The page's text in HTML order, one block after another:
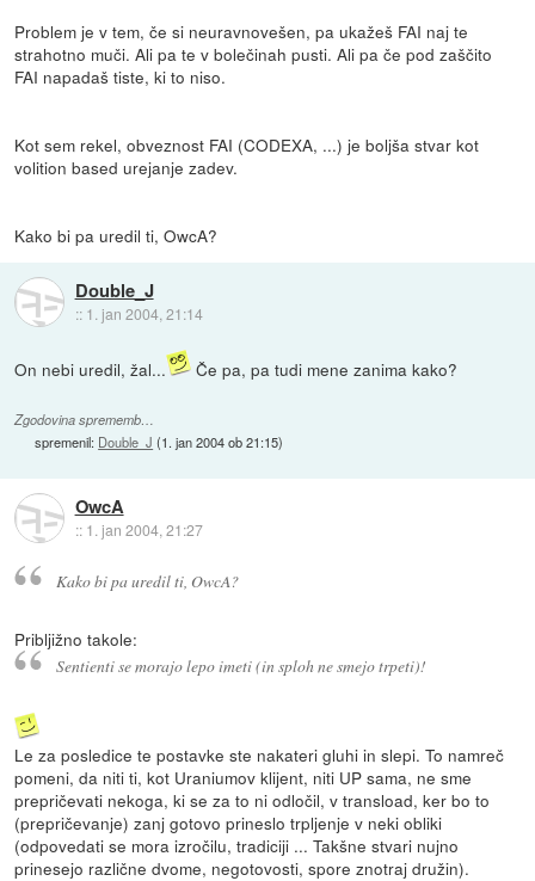
Problem je v tem, če si neuravnovešen, pa ukažeš FAI naj te
strahotno muči. Ali pa te v bolečinah pusti. Ali pa če pod zaščito
FAI napadaš tiste, ki to niso.
Kot sem rekel, obveznost FAI (CODEXA, ...) je boljša stvar kot
volition based urejanje zadev.
Kako bi pa uredil ti, OwcA?
Double_J
:: 1. jan 2004, 21:14
On nebi uredil, žal... Če pa, pa tudi mene zanima kako?
Zgodovina sprememb…
spremenil: Double_J (1. jan 2004 ob 21:15)
OwcA
:: 1. jan 2004, 21:27
Kako bi pa uredil ti, OwcA?
Pribljižno takole:
Sentienti se morajo lepo imeti (in sploh ne smejo trpeti)!
Le za posledice te postavke ste nakateri gluhi in slepi. To namreč
pomeni, da niti ti, kot Uraniumov klijent, niti UP sama, ne sme
prepričevati nekoga, ki se za to ni odločil, v transload, ker bo to
(prepričevanje) zanj gotovo prineslo trpljenje v neki obliki
(odpovedati se mora izročilu, tradiciji ... Takšne stvari nujno
prinesejo različne dvome, negotovosti, spore znotraj družin).